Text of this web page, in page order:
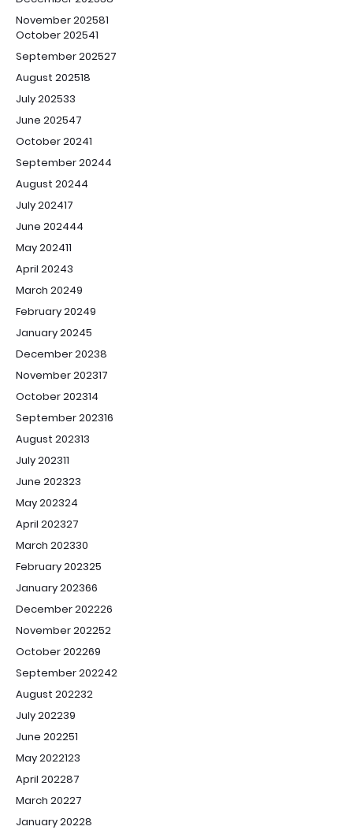
November 202581
October 202541
September 202527
August 202518
July 202533
June 202547
October 20241
September 20244
August 20244
July 202417
June 202444
May 202411
April 20243
March 20249
February 20249
January 20245
December 20238
November 202317
October 202314
September 202316
August 202313
July 202311
June 202323
May 202324
April 202327
March 202330
February 202325
January 202366
December 202226
November 202252
October 202269
September 202242
August 202232
July 202239
June 202251
May 2022123
April 202287
March 20227
January 20228